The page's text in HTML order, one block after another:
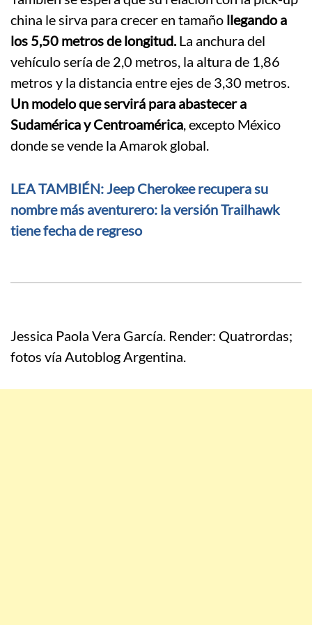
china le sirva para crecer en tamaño llegando a
los 5,50 metros de longitud.La anchura del
vehículo sería de 2,0 metros, la altura de 1,86
metros y la distancia entre ejes de 3,30 metros.
Un modelo que servirá para abastecer a
Sudamérica y Centroamérica, excepto México
donde se vende la Amarok global.
LEA TAMBIÉN: Jeep Cherokee recupera su
nombre más aventurero: la versión Trailhawk
tiene fecha de regreso
Jessica Paola Vera García. Render: Quatrordas;
fotos vía Autoblog Argentina.